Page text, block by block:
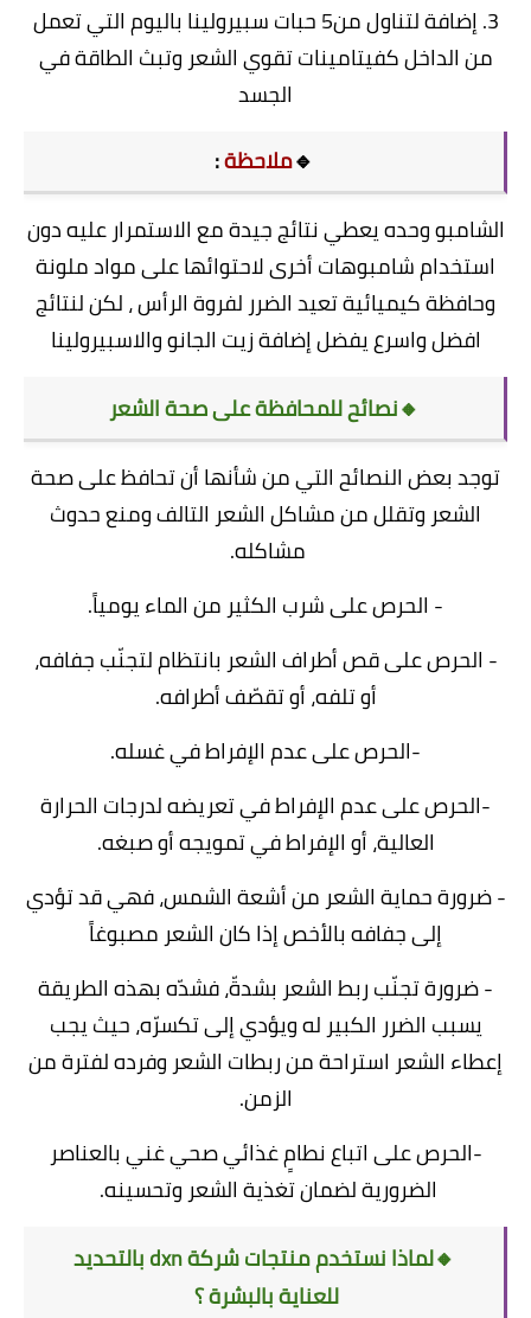
3. إضافة لتناول من5 حبات سبيرولينا باليوم التي تعمل
من الداخل كفيتامينات تقوي الشعر وتبث الطاقة في
الجسد
🔹ملاحظة:
الشامبو وحده يعطي نتائج جيدة مع الاستمرار عليه دون
استخدام شامبوهات أخرى لاحتوائها على مواد ملونة
وحافظة كيميائية تعيد الضرر لفروة الرأس ، لكن لنتائج
افضل واسرع يفضل إضافة زيت الجانو والاسبيرولينا
🔸نصائح للمحافظة على صحة الشعر
توجد بعض النصائح التي من شأنها أن تحافظ على صحة
الشعر وتقلل من مشاكل الشعر التالف ومنع حدوث
مشاكله.
- الحرص على شرب الكثير من الماء يومياً.
- الحرص على قص أطراف الشعر بانتظام لتجنّب جفافه،
أو تلفه، أو تقصّف أطرافه.
-الحرص على عدم الإفراط في غسله.
-الحرص على عدم الإفراط في تعريضه لدرجات الحرارة
العالية، أو الإفراط في تمويجه أو صبغه.
- ضرورة حماية الشعر من أشعة الشمس، فهي قد تؤدي
إلى جفافه بالأخص إذا كان الشعر مصبوغاً
- ضرورة تجنّب ربط الشعر بشدةّ، فشدّه بهذه الطريقة
يسبب الضرر الكبير له ويؤدي إلى تكسرّه، حيث يجب
إعطاء الشعر استراحة من ربطات الشعر وفرده لفترة من
الزمن.
-الحرص على اتباع نطامٍ غذائي صحي غني بالعناصر
الضرورية لضمان تغذية الشعر وتحسينه.
🔸لماذا نستخدم منتجات شركة dxn بالتحديد
للعناية بالبشرة ؟